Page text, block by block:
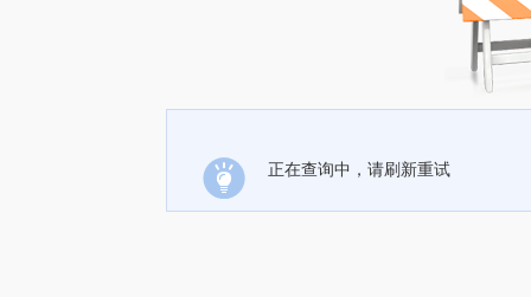
正在查询中，请刷新重试